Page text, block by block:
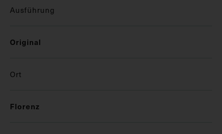
Ausführung
Original
Ort
Florenz